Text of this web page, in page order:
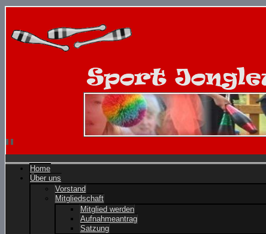
Home
Über uns
Vorstand
Mitgliedschaft
Mitglied werden
Aufnahmeantrag
Satzung